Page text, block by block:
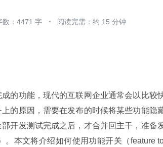
数：4471 字 阅读完需：约 15 分钟
的功能，现代的互联网企业通常会以比较
的原因，需要在发布的时候将某些功能隐
开发测试完成之后，才合并回主干，准备
。本文将介绍如何使用功能开关（feature